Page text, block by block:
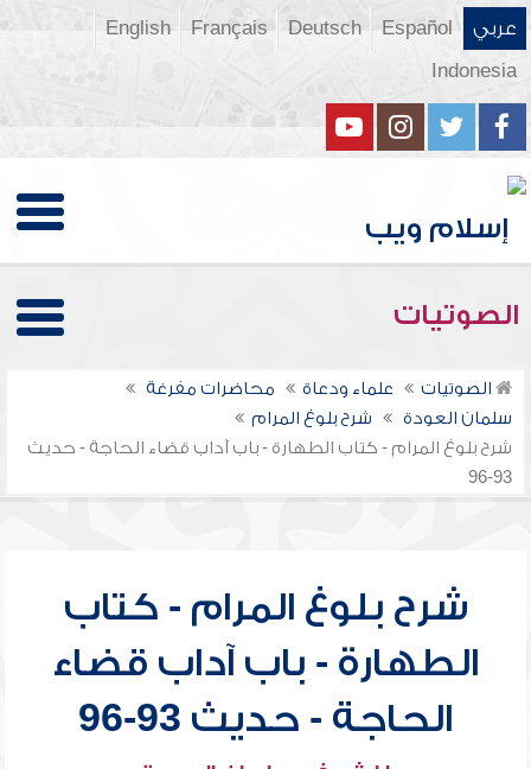
عربي Español
Deutsch
Français
English
Indonesia
الصوتيات
الصوتيات علماء ودعاة
محاضرات مفرغة
سلمان العودة
شرح بلوغ المرام
شرح بلوغ المرام - كتاب الطهارة - باب آداب قضاء الحاجة - حديث
93-96
شرح بلوغ المرام - كتاب
الطهارة - باب آداب قضاء
الحاجة - حديث 93-96